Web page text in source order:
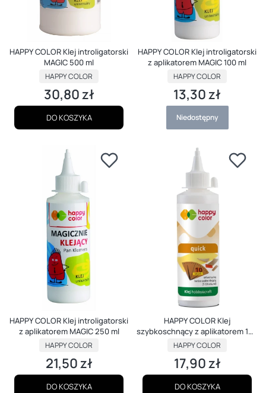
HAPPY COLOR Klej introligatorski
MAGIC 500 ml
PRODUCENT
HAPPY COLOR
Cena
30,80 zł
DO KOSZYKA
HAPPY COLOR Klej introligatorski
z aplikatorem MAGIC 100 ml
PRODUCENT
HAPPY COLOR
Cena
13,30 zł
Niedostępny
HAPPY COLOR Klej introligatorski
z aplikatorem MAGIC 250 ml
PRODUCENT
HAPPY COLOR
Cena
21,50 zł
DO KOSZYKA
HAPPY COLOR Klej
szybkoschnący z aplikatorem 100
g Quick
PRODUCENT
HAPPY COLOR
Cena
17,90 zł
DO KOSZYKA